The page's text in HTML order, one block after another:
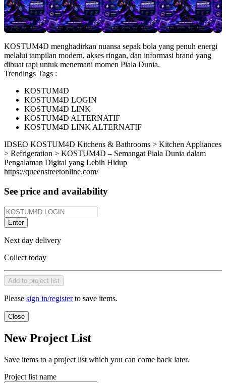
KOSTUM4D menghadirkan nuansa sepak bola yang penuh energi
melalui tampilan modern, akses ringan, dan informasi brand yang
dibuat rapi untuk menemani momen Piala Dunia.
Trendings Tags :
KOSTUM4D
KOSTUM4D LOGIN
KOSTUM4D LINK
KOSTUM4D ALTERNATIF
KOSTUM4D LINK ALTERNATIF
IDSEO KOSTUM4D Kitchens & Bathrooms > Kitchen Appliances
> Refrigeration > KOSTUM4D – Semangat Piala Dunia dalam
Pengalaman Digital yang Lebih Hidup
https://queenstreetonline.com/
See price and availability
Enter
Next day delivery
Collect today
Add to project list
Please sign in/registerto save items.
Close
New Project List
Save items to a project list which you can come back later.
Project list name